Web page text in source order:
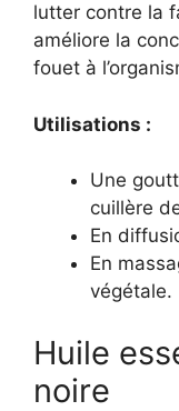
lutter contre la
améliore la
fouet à
Utilisations :
Une
cuillère
En
En
végétale.
Huile
noire